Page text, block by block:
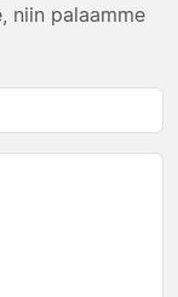
niin palaamme